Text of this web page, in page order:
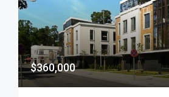
$360,000